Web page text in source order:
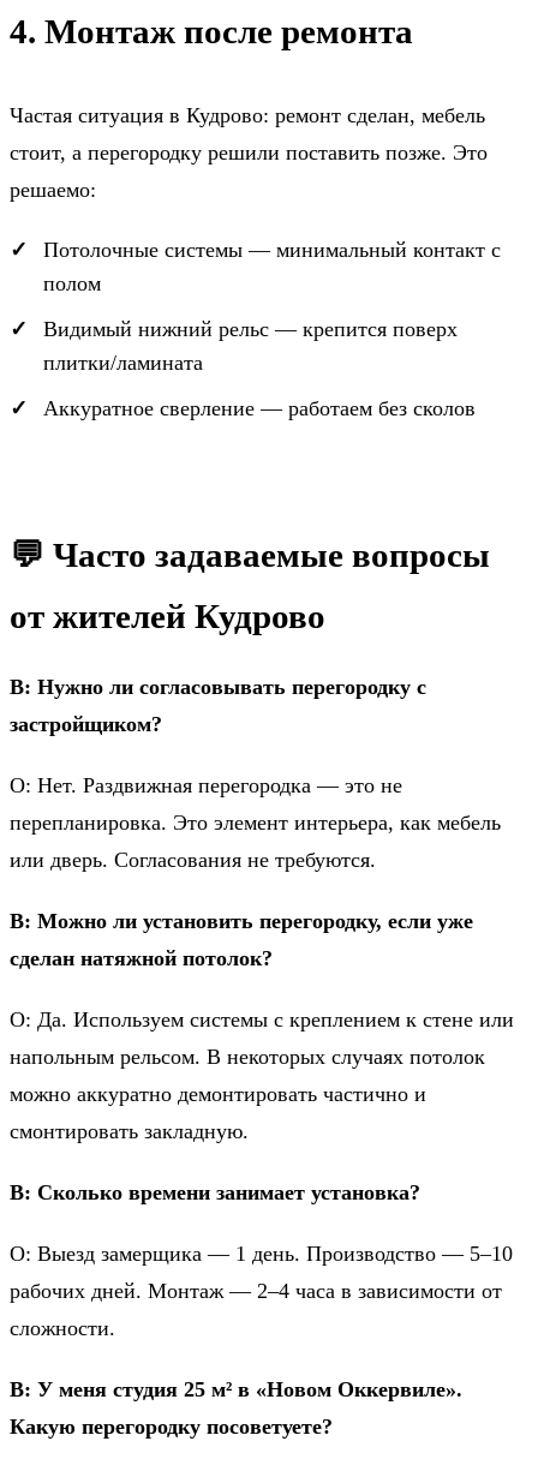
4. Монтаж после ремонта
Частая ситуация в Кудрово: ремонт сделан, мебель
стоит, а перегородку решили поставить позже. Это
решаемо:
Потолочные системы — минимальный контакт с
полом
Видимый нижний рельс — крепится поверх
плитки/ламината
Аккуратное сверление — работаем без сколов
💬 Часто задаваемые вопросы
от жителей Кудрово
В: Нужно ли согласовывать перегородку с
застройщиком?
О: Нет. Раздвижная перегородка — это не
перепланировка. Это элемент интерьера, как мебель
или дверь. Согласования не требуются.
В: Можно ли установить перегородку, если уже
сделан натяжной потолок?
О: Да. Используем системы с креплением к стене или
напольным рельсом. В некоторых случаях потолок
можно аккуратно демонтировать частично и
смонтировать закладную.
В: Сколько времени занимает установка?
О: Выезд замерщика — 1 день. Производство — 5–10
рабочих дней. Монтаж — 2–4 часа в зависимости от
сложности.
В: У меня студия 25 м² в «Новом Оккервиле».
Какую перегородку посоветуете?